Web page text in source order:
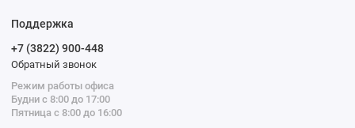
Поддержка
+7 (3822) 900-448
Обратный звонок
Режим работы офиса
Будни с 8:00 до 17:00
Пятница с 8:00 до 16:00